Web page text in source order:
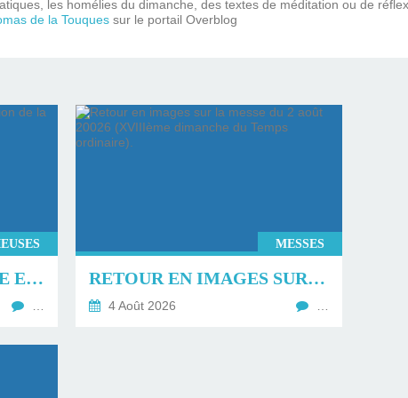
les homélies du dimanche, des textes de méditation ou de
de la Touques sur le portail Overblog
RETOUR SUR LA MESSE ET LA BÉNÉDICTION DE LA FÊTE DE LA MER À TROUVILLE SUR MER.
…
MESSES
RETOUR EN IMAGES SUR LA MESSE DU 2 AOÛT 20026 (XVIIIÈME DIMANCHE DU TEMPS ORDINAIRE).
4 Août 2026 …